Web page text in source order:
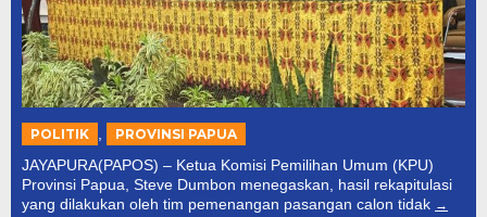
POLITIK PROVINSI PAPUA
JAYAPURA(PAPOS) – Ketua Komisi Pemilihan Umum (KPU)
Provinsi Papua, Steve Dumbon menegaskan, hasil rekapitulasi
yang dilakukan oleh tim pemenangan pasangan calon tidak